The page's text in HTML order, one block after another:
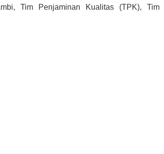
Tim Penjaminan Kualitas (TPK), Tim